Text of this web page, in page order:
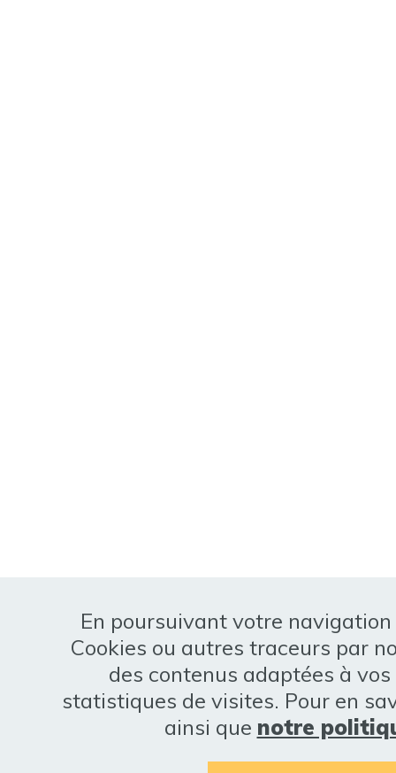
En poursuivant votre
Cookies ou autres traceurs par
des contenus adaptées à
statistiques de visites. Pour en
ainsi que notre